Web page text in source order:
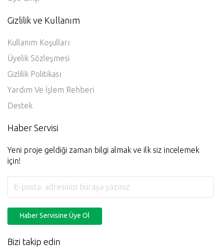
Gizlilik ve Kullanım
Kullanım Koşulları
Üyelik Sözleşmesi
Gizlilik Politikası
Yardım Ve İşlem Rehberi
Destek
Haber Servisi
Yeni proje geldiği zaman bilgi almak ve ilk siz incelemek
için!
Haber Servisine Üye Ol
Bizi takip edin